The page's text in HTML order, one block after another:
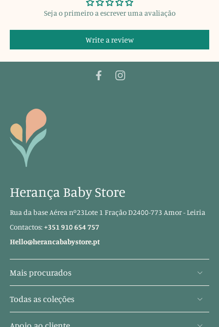
Seja o primeiro a escrever uma avaliação
Write a review
Herança Baby Store
Rua da base Aérea nº23Lote 1 Fração D2400-773 Amor - Leiria
Contactos:+351 910 654 757
Hello@herancababystore.pt
Mais procurados
Todas as coleções